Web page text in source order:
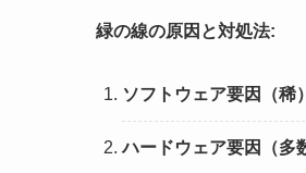
緑の線の原因と対処法:
ソフトウェア要因（稀）
ハードウェア要因（多